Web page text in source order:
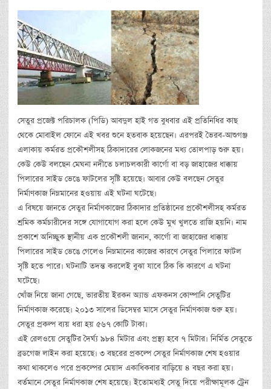
সেতুর প্রজেক্ট পরিচালক (পিডি) আবদুল হাই গত বুধবার এই প্রতিনিধির কাছ
থেকে মোবাইল ফোনে এই খবর শুনে হতবাক হয়েছেন। এরপরই ভৈরব-আশুগঞ্জ
এলাকায় কর্মরত প্রকৌশলীসহ ঠিকাদারের লোকজনের মধ্য তোলপাড় শুরু হয়।
কেউ কেউ বলছেন মেঘনা নদীতে চলাচলকারী কার্গো বা বড় জাহাজের ধাক্কায়
পিলারের সাইড ভেঙে ফাটলের সৃষ্টি হয়েছে। আবার কেউ বলছেন সেতুর
নির্মাণকাজ নিম্নমানের হওয়ায় এই ঘটনা ঘটেছে।
এ বিষয়ে জানতে সেতুর নির্মাণকাজের ঠিকাদার প্রতিষ্ঠানের প্রকৌশলীসহ কর্মরত
শ্রমিক কর্মচারীদের সঙ্গে যোগাযোগ করা হলে কেউ মুখ খুলতে রাজি হয়নি। নাম
প্রকাশে অনিচ্ছুক স্থানীয় এক প্রকৌশলী জানান, কার্গো বা জাহাজের ধাক্কায়
পিলারের সাইড ভেঙে গেলেও নিম্নমানের কাজের কারণে সেতুর পিলারে ফাটল
সৃষ্টি হতে পারে। ঘটনাটি তদন্ত করলেই বুঝা যাবে ঠিক কি কারণে এ ঘটনা
ঘটেছে।
খোঁজ নিয়ে জানা গেছে, ভারতীয় ইরকন অ্যান্ড এফকনস কোম্পানি সেতুটির
নির্মাণকাজ করেছে। ২০১৩ সালের ডিসেম্বর মাসে সেতুর নির্মাণকাজ শুরু হয়।
সেতুর প্রকল্প ব্যয় ধরা হয় ৫৬৭ কোটি টাকা।
এই রেলওয়ে সেতুটির দৈর্ঘ্য ৯৮৪ মিটার এবং প্রস্থ্য হবে ৭ মিটার। নির্মিত সেতুতে
ব্রডগেজ লাইন করা হয়েছে। ৩ বছরের প্রকল্পে সেতুর নির্মাণকাজ শেষ হওয়ার
কথা থাকলেও পরে প্রকল্পের মেয়াদ একাধিকবার বাড়িয়ে ৪ বছর করা হয়।
বর্তমানে সেতুর নির্মাণকাজ শেষ হয়েছে। ইতোমধ্যই সেতু দিয়ে পরীক্ষামূলক ট্রেন